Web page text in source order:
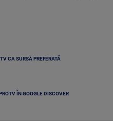
CA SURSĂ PREFERATĂ
ÎN GOOGLE DISCOVER